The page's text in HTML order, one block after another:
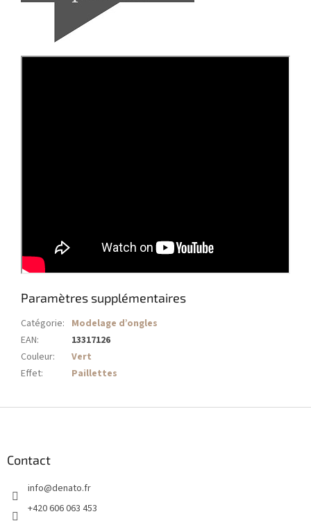
Paramètres supplémentaires
Catégorie: Modelage d’ongles
EAN:
13317126
Couleur:
Vert
Effet: Paillettes
Contact
info@denato.fr
+420 606 063 453